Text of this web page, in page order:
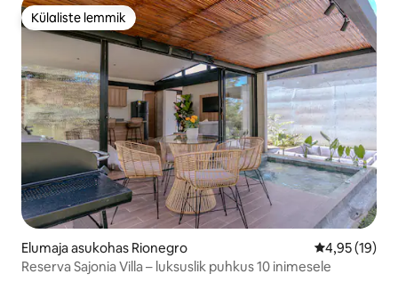
Külaliste lemmik
Külaliste lemmik
Elumaja asukohas Rionegro Keskmine
4,95 (19)
Reserva Sajonia Villa – luksuslik puhkus 10 inimesele